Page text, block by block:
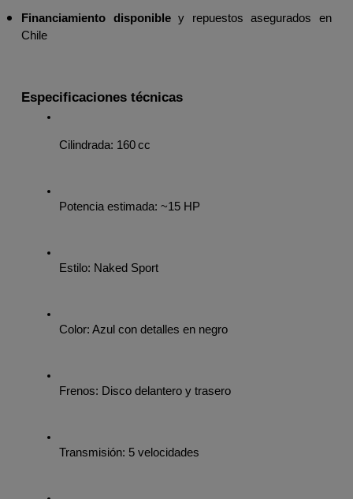
Financiamiento disponible y repuestos asegurados en
Chile
Especificaciones técnicas
Cilindrada: 160 cc
Potencia estimada: ~15 HP
Estilo: Naked Sport
Color: Azul con detalles en negro
Frenos: Disco delantero y trasero
Transmisión: 5 velocidades